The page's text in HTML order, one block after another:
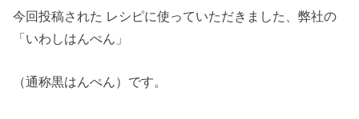
今回投稿された レシピに使っていただきました、弊社の
「いわしはんぺん」
（通称黒はんぺん）です。